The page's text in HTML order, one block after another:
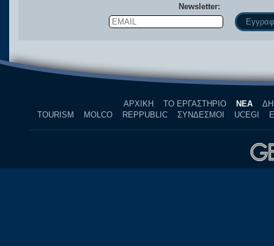
Newsletter:
Email
Name
ΑΡΧΙΚΗ ΤΟ ΕΡΓΑΣΤΗΡΙΟ ΝΕΑ
TOURISM
MOLCO REPPUBLIC ΣΥΝΔΕΣΜΟΙ UCEGI